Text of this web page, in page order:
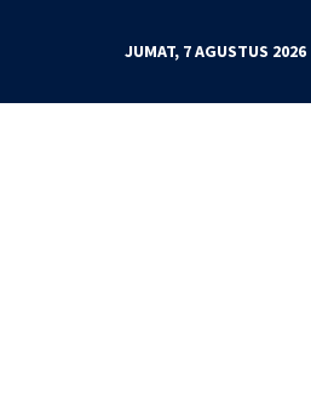
JUMAT, 7 AGUSTUS 2026